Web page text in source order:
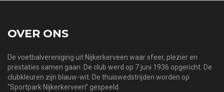
OVER ONS
De voetbalvereniging uit Nijkerkerveen waar sfeer, plezier en
prestaties samen gaan. De club werd op 7 juni 1936 opgericht. De
clubkleuren zijn blauw-wit. De thuiswedstrijden worden op
“Sportpark Nijkerkerveen” gespeeld.